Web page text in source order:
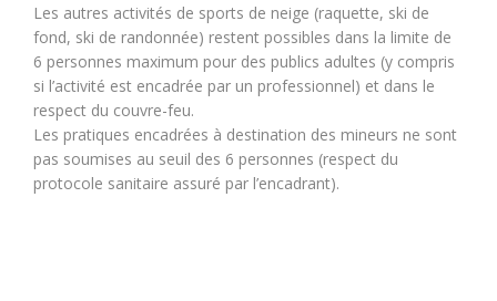
Les autres activités de sports de neige (raquette, ski de
fond, ski de randonnée) restent possibles dans la limite de
6 personnes maximum pour des publics adultes (y compris
si l’activité est encadrée par un professionnel) et dans le
respect du couvre-feu.
Les pratiques encadrées à destination des mineurs ne sont
pas soumises au seuil des 6 personnes (respect du
protocole sanitaire assuré par l’encadrant).